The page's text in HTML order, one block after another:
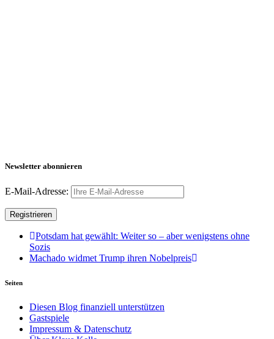
Newsletter abonnieren
E-Mail-Adresse:
Potsdam hat gewählt: Weiter so – aber wenigstens ohne
Sozis
Machado widmet Trump ihren Nobelpreis
Seiten
Diesen Blog finanziell unterstützen
Gastspiele
Impressum & Datenschutz